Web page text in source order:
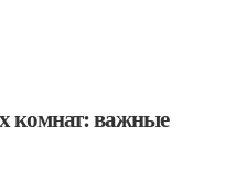
комнат: важные